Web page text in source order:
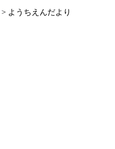
> ようちえんだより